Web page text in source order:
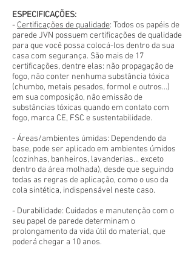
ESPECIFICAÇÕES:
- Certificações de qualidade: Todos os papéis de
parede JVN possuem certificações de qualidade
para que você possa colocá-los dentro da sua
casa com segurança. São mais de 17
certificações, dentre elas: não propagação de
fogo, não conter nenhuma substância tóxica
(chumbo, metais pesados, formol e outros...)
em sua composição, não emissão de
substâncias tóxicas quando em contato com
fogo, marca CE, FSC e sustentabilidade.
- Áreas/ambientes úmidas: Dependendo da
base, pode ser aplicado em ambientes úmidos
(cozinhas, banheiros, lavanderias... exceto
dentro da área molhada), desde que seguindo
todas as regras de aplicação, como o uso da
cola sintética, indispensável neste caso.
- Durabilidade: Cuidados e manutenção com o
seu papel de parede determinam o
prolongamento da vida útil do material, que
poderá chegar a 10 anos.